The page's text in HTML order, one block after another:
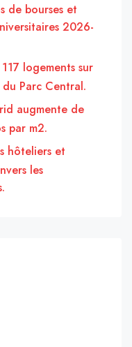
de bourses et
2026-
logements sur
du Parc Central.
augmente de
par m2.
hôteliers et
les